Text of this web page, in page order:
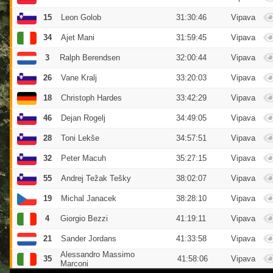
116 124
111
113
15 Leon Golob 31:30:46 Vipava
34 Ajet Mani 31:59:45 Vipava
3 Ralph Berendsen 32:00:44 Vipava
26 Vane Kralj 33:20:03 Vipava
18 Christoph Hardes 33:42:29 Vipava
46 Dejan Rogelj 34:49:05 Vipava
28 Toni Lekše 34:57:51 Vipava
32 Peter Macuh 35:27:15 Vipava
55 Andrej Težak Tešky 38:02:07 Vipava
19 Michal Janacek 38:28:10 Vipava
4 Giorgio Bezzi 41:19:11 Vipava
21 Sander Jordans 41:33:58 Vipava
35
Alessandro Massimo
Marconi
41:58:06 Vipava